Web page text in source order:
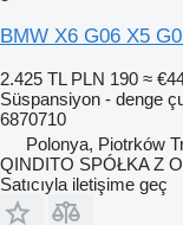
BMW X6 G06 X5
2.425 TL PLN 190 ≈
Süspansiyon - denge
6870710
Polonya, Piotrków
QINDITO SPÓŁKA Z
Satıcıyla iletişime geç